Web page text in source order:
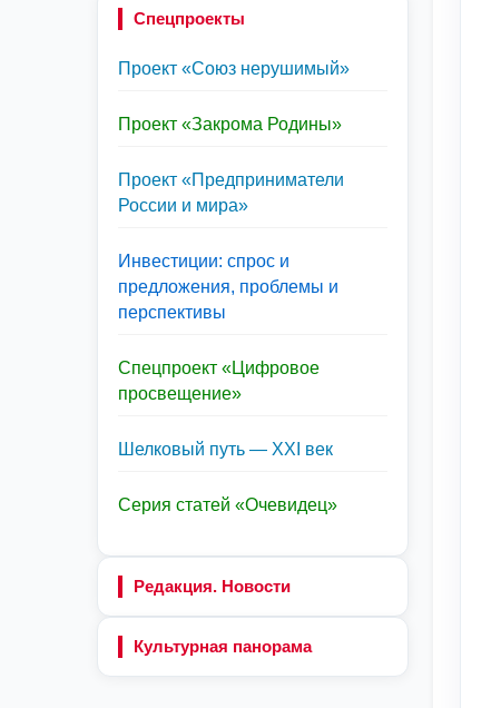
Спецпроекты
Проект «Союз нерушимый»
Проект «Закрома Родины»
Проект «Предприниматели
России и мира»
Инвестиции: спрос и
предложения, проблемы и
перспективы
Спецпроект «Цифровое
просвещение»
Шелковый путь — XXI век
Серия статей «Очевидец»
Редакция. Новости
Культурная панорама